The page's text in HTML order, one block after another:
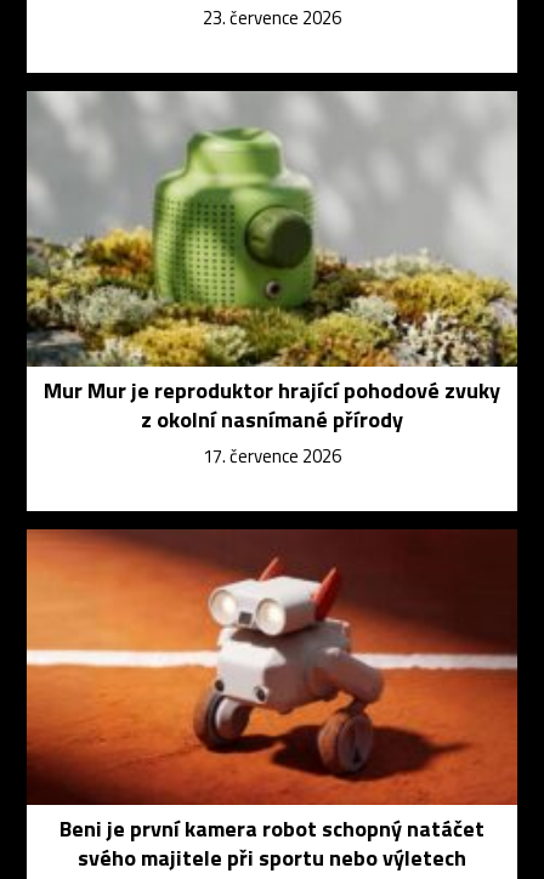
23. července 2026
Mur Mur je reproduktor hrající pohodové zvuky
z okolní nasnímané přírody
17. července 2026
Beni je první kamera robot schopný natáčet
svého majitele při sportu nebo výletech